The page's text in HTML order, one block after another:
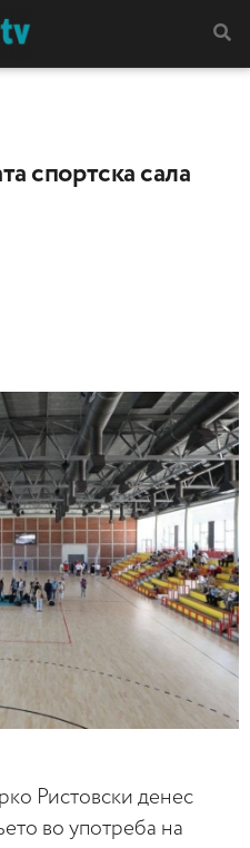
спортска сала
Ристовски денес
во употреба на